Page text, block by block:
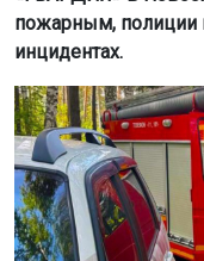
пожарным, полиции
инцидентах.